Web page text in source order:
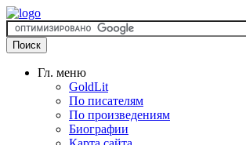
Гл. меню
GoldLit
По писателям
По произведениям
Биографии